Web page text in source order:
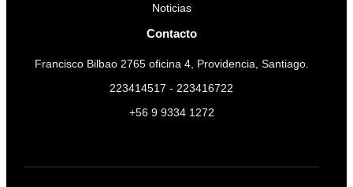
Noticias
Contacto
Francisco Bilbao 2765 oficina 4, Providencia, Santiago.
223414517 - 223416722
+56 9 9334 1272